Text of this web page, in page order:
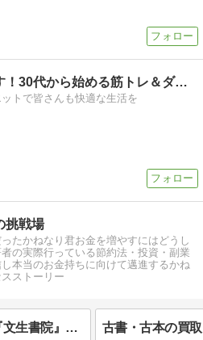
健康に暮らす！30代から始める筋トレ＆ダイエット
トで皆さんも快適な生活を
挑戦場
たかねなり君お金を増やすにはどうし
の実際行っている節約法・投資・副業
本当のお金持ちに向けて邁進するかね
ストーリー
古書・古本の買取りなら『文生書院』におまかせ